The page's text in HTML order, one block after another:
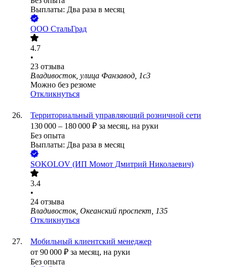
Выплаты: Два раза в месяц
ООО СтальГрад
4.7
•
23 отзыва
Владивосток, улица Фанзавод, 1с3
Можно без резюме
Откликнуться
Территориальный управляющий розничной сети
130 000 – 180 000 ₽ за месяц, на руки
Без опыта
Выплаты: Два раза в месяц
SOKOLOV (ИП Момот Дмитрий Николаевич)
3.4
•
24 отзыва
Владивосток, Океанский проспект, 135
Откликнуться
Мобильный клиентский менеджер
от 90 000 ₽ за месяц, на руки
Без опыта